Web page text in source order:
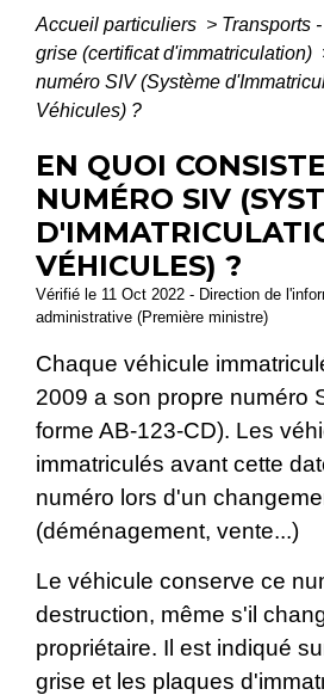
Accueil particuliers > Transports
grise (certificat d'immatriculation)
numéro SIV (Système
Véhicules) ?
EN QUOI
NUMÉRO SIV
VÉHICULES) ?
Vérifié le 11 Oct 2022 - Direction de
administrative (Première ministre)
Chaque véhicule
2009 a son propre numéro
forme AB-123-CD). Les
immatriculés avant cette
numéro lors d'un
(déménagement, vente...)
Le véhicule conserve ce
destruction, même s'il
propriétaire. Il est indiqué
grise et les plaques